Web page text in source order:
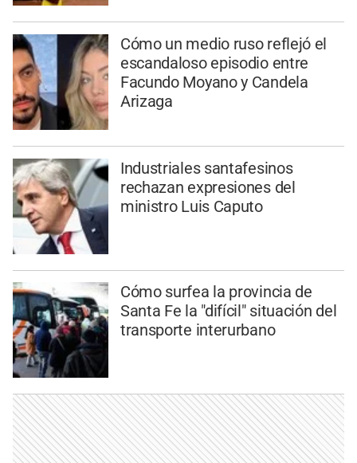
Cómo un medio ruso reflejó el
escandaloso episodio entre
Facundo Moyano y Candela
Arizaga
Industriales santafesinos
rechazan expresiones del
ministro Luis Caputo
Cómo surfea la provincia de
Santa Fe la "difícil" situación del
transporte interurbano